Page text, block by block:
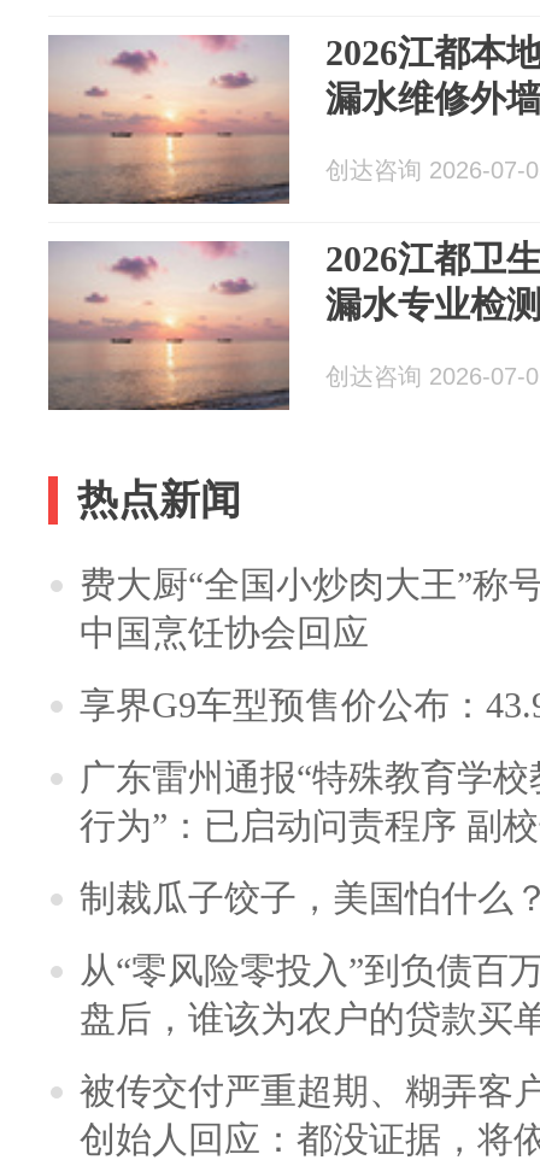
2026江都本
漏水维修外
创达咨询 2026-07-
2026江都卫
漏水专业检
创达咨询 2026-07-
热点新闻
费大厨“全国小炒肉大王”称
中国烹饪协会回应
享界G9车型预售价公布：
广东雷州通报“特殊教育学
行为”：已启动问责程序 副
制裁瓜子饺子，美国怕什么
从“零风险零投入”到负债百
盘后，谁该为农户的贷款买
被传交付严重超期、糊弄客
创始人回应：都没证据，将